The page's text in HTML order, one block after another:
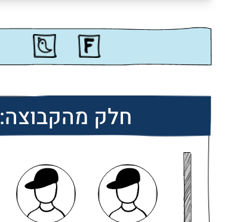
חלק מהקבוצה: